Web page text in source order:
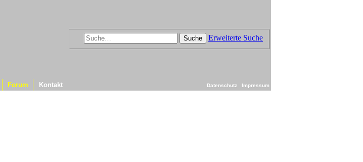
Suche Erweiterte Suche
Forum Kontakt Datenschutz Impressum